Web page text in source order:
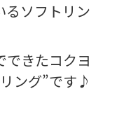
るソフトリン
できたコクヨ
ング”です♪